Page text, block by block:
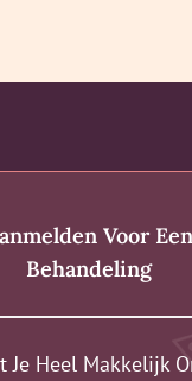
Voor Een
Behandeling
Je Heel Makkelijk